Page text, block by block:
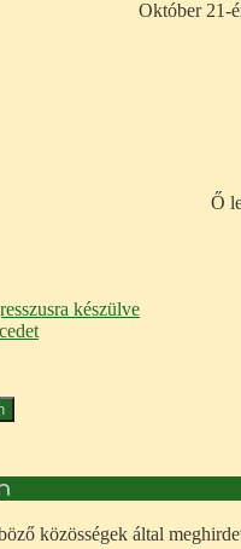
Október 21-
Ő
készülve
közösségek által